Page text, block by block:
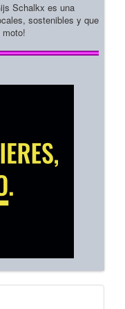
Schalkx es una
sostenibles y que
moto!